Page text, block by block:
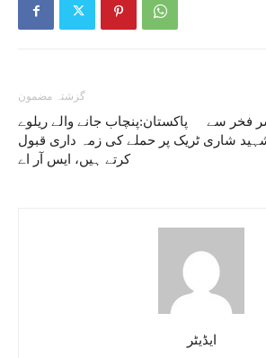
گزشتہ مضمون
پاکستان:پنچاب جانے والے ریلوے
ٹریک پر حملے کی زمہ داری قبول
کرتے ہیں، ایس آر اے
سر فخر سے
شاری
ایڈیٹر